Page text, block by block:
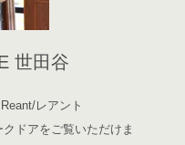
世田谷
レアント
ドアをご覧いただけま